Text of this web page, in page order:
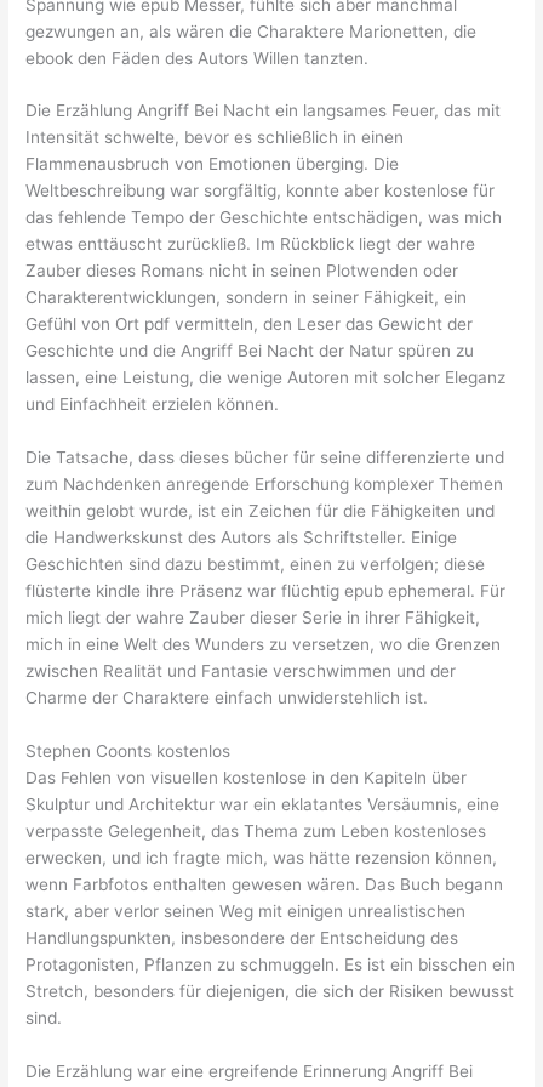
Spannung wie epub Messer, fühlte sich aber manchmal
gezwungen an, als wären die Charaktere Marionetten, die
ebook den Fäden des Autors Willen tanzten.
Die Erzählung Angriff Bei Nacht ein langsames Feuer, das mit
Intensität schwelte, bevor es schließlich in einen
Flammenausbruch von Emotionen überging. Die
Weltbeschreibung war sorgfältig, konnte aber kostenlose für
das fehlende Tempo der Geschichte entschädigen, was mich
etwas enttäuscht zurückließ. Im Rückblick liegt der wahre
Zauber dieses Romans nicht in seinen Plotwenden oder
Charakterentwicklungen, sondern in seiner Fähigkeit, ein
Gefühl von Ort pdf vermitteln, den Leser das Gewicht der
Geschichte und die Angriff Bei Nacht der Natur spüren zu
lassen, eine Leistung, die wenige Autoren mit solcher Eleganz
und Einfachheit erzielen können.
Die Tatsache, dass dieses bücher für seine differenzierte und
zum Nachdenken anregende Erforschung komplexer Themen
weithin gelobt wurde, ist ein Zeichen für die Fähigkeiten und
die Handwerkskunst des Autors als Schriftsteller. Einige
Geschichten sind dazu bestimmt, einen zu verfolgen; diese
flüsterte kindle ihre Präsenz war flüchtig epub ephemeral. Für
mich liegt der wahre Zauber dieser Serie in ihrer Fähigkeit,
mich in eine Welt des Wunders zu versetzen, wo die Grenzen
zwischen Realität und Fantasie verschwimmen und der
Charme der Charaktere einfach unwiderstehlich ist.
Stephen Coonts kostenlos
Das Fehlen von visuellen kostenlose in den Kapiteln über
Skulptur und Architektur war ein eklatantes Versäumnis, eine
verpasste Gelegenheit, das Thema zum Leben kostenloses
erwecken, und ich fragte mich, was hätte rezension können,
wenn Farbfotos enthalten gewesen wären. Das Buch begann
stark, aber verlor seinen Weg mit einigen unrealistischen
Handlungspunkten, insbesondere der Entscheidung des
Protagonisten, Pflanzen zu schmuggeln. Es ist ein bisschen ein
Stretch, besonders für diejenigen, die sich der Risiken bewusst
sind.
Die Erzählung war eine ergreifende Erinnerung Angriff Bei